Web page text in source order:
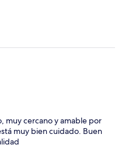
muy cercano y amable por
muy bien cuidado. Buen